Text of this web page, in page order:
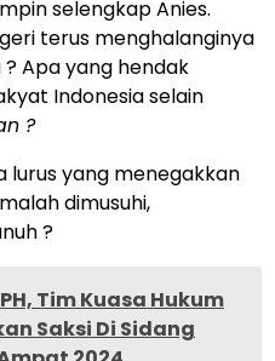
selengkap Anies.
terus menghalanginya
Apa yang hendak
Indonesia selain
?
lurus yang menegakkan
dimusuhi,
?
Tim Kuasa Hukum
Saksi Di Sidang